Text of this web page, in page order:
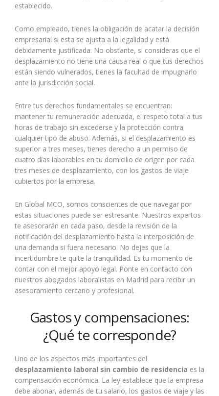
establecido.
Como empleado, tienes la obligación de acatar la decisión
empresarial si esta se ajusta a la legalidad y está
debidamente justificada. No obstante, si consideras que el
desplazamiento no tiene una causa real o que tus derechos
están siendo vulnerados, tienes la facultad de impugnarlo
ante la jurisdicción social.
Entre tus derechos fundamentales se encuentran:
mantener tu remuneración adecuada, el respeto total a tus
horas de trabajo sin excederse y la protección contra
cualquier tipo de abuso. Además, si el desplazamiento es
superior a tres meses, tienes derecho a un permiso de
cuatro días laborables en tu domicilio de origen por cada
tres meses de desplazamiento, con los gastos de viaje
cubiertos por la empresa.
En Global MCO, somos conscientes de que navegar por
estas situaciones puede ser estresante. Nuestros expertos
te asesorarán en cada paso, desde la revisión de la
notificación del desplazamiento hasta la interposición de
una demanda si fuera necesario. No dejes que la
incertidumbre te quite la tranquilidad. Es tu momento de
contar con el mejor apoyo legal. Ponte en contacto con
nuestros abogados laboralistas en Madrid para recibir un
asesoramiento cercano y profesional.
Gastos y compensaciones:
¿Qué te corresponde?
Uno de los aspectos más importantes del
desplazamiento laboral sin cambio de residencia es la
compensación económica. La ley establece que la empresa
debe abonar, además de tu salario, los gastos de viaje y las